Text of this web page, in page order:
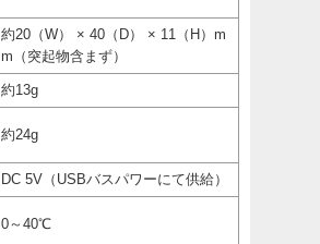
約20（W） × 40（D） × 11（H）m
m（突起物含まず）
約13g
約24g
DC 5V（USBバスパワーにて供給）
0～40℃